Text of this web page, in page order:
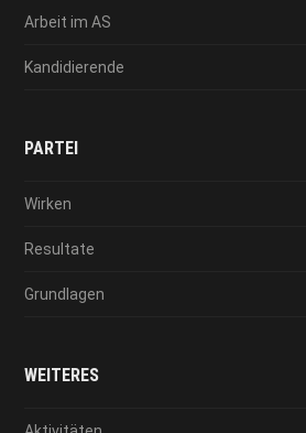
Arbeit im AS
Kandidierende
PARTEI
Wirken
Resultate
Grundlagen
WEITERES